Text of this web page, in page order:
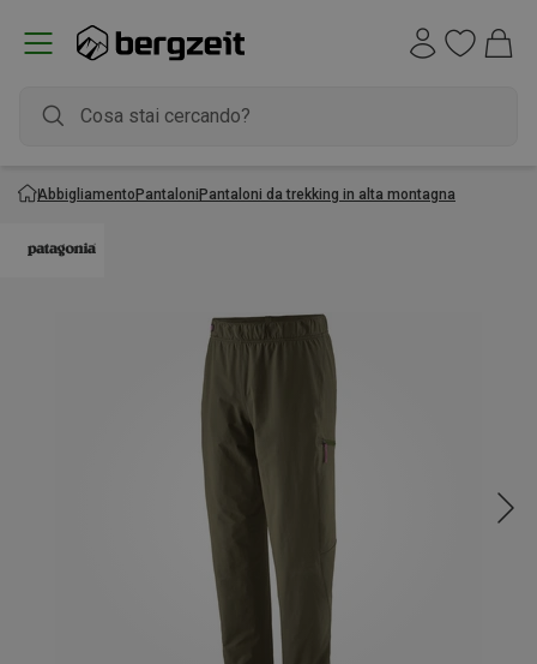
AbbigliamentoPantaloniPantaloni da trekking in alta montagna